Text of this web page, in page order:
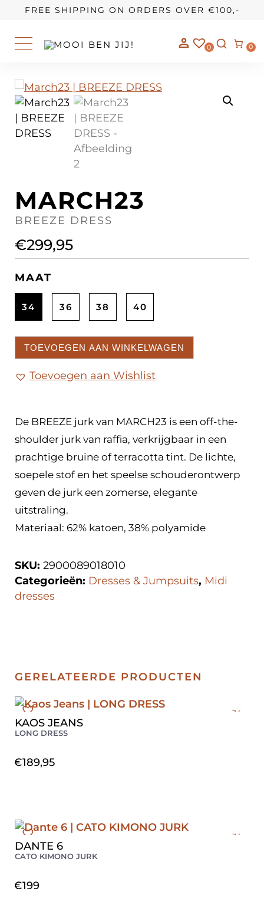
FREE SHIPPING ON ORDERS OVER €100,-
0 0
OUR STORY
MARCH23
BREEZE DRESS
€299,95
MAAT
34 36 38 40
TOEVOEGEN AAN WINKELWAGEN
Toevoegen aan Wishlist
De BREEZE jurk van MARCH23 is een off-the-
shoulder jurk van raffia, verkrijgbaar in een
prachtige bruine of terracotta tint. De lichte,
soepele stof en het speelse schouderontwerp
geven de jurk een zomerse, elegante
uitstraling.
Materiaal: 62% katoen, 38% polyamide
SKU: 2900089018010
Categorieën: Dresses & Jumpsuits, Midi
dresses
GERELATEERDE PRODUCTEN
KAOS JEANS
LONG DRESS
€189,95
34
DANTE 6
CATO KIMONO JURK
€199
34